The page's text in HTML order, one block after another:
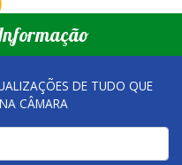
DE TUDO QUE
CÂMARA